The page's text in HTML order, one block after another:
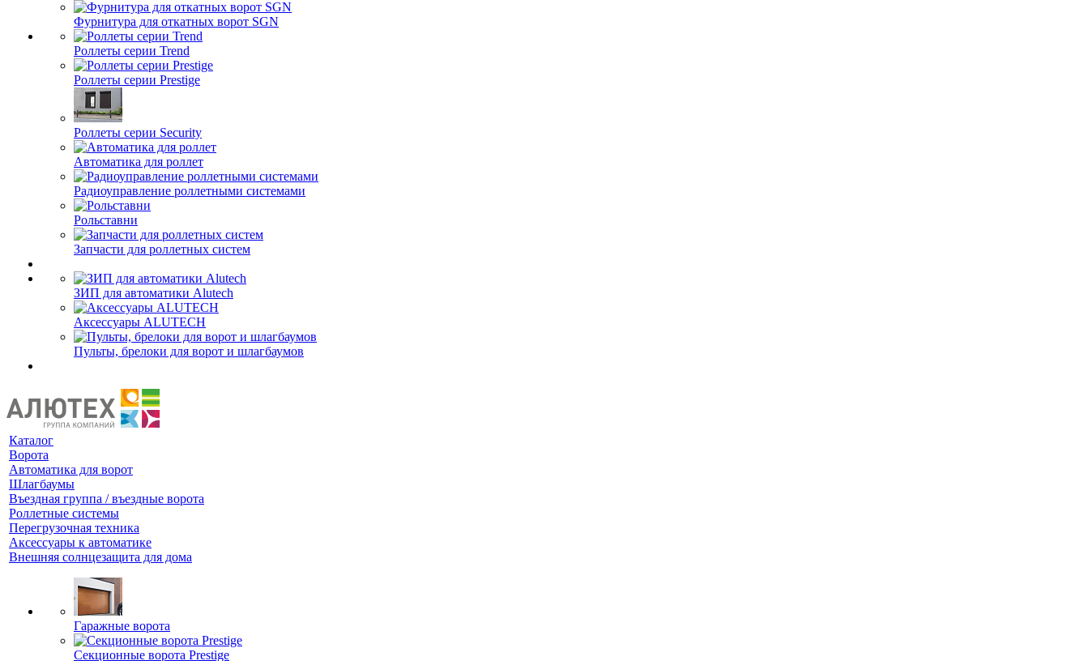
Фурнитура для откатных ворот SGN
Роллеты серии Trend
Роллеты серии Prestige
Роллеты серии Security
Автоматика для роллет
Радиоуправление роллетными системами
Рольставни
Запчасти для роллетных систем
ЗИП для автоматики Alutech
Аксессуары ALUTECH
Пульты, брелоки для ворот и шлагбаумов
Каталог
Ворота
Автоматика для ворот
Шлагбаумы
Въездная группа / въездные ворота
Роллетные системы
Перегрузочная техника
Аксессуары к автоматике
Внешняя солнцезащита для дома
Гаражные ворота
Секционные ворота Prestige